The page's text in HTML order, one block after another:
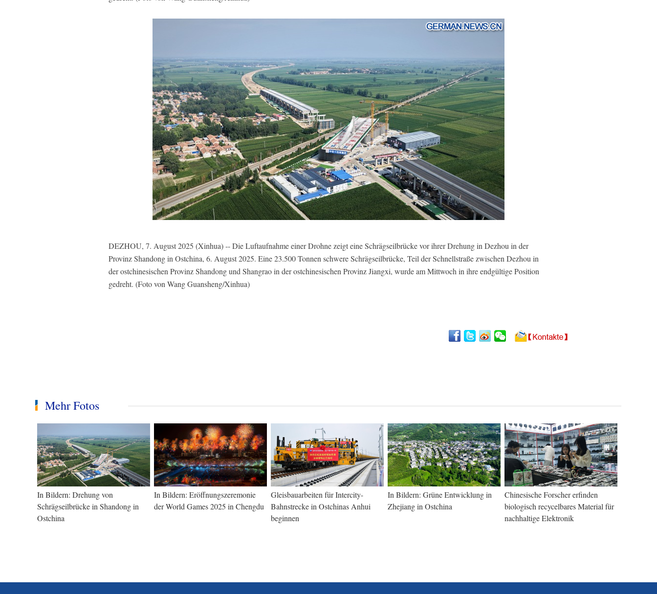
DEZHOU, 7. August 2025 (Xinhua) -- Die Luftaufnahme einer Drohne zeigt eine Schrägseilbrücke vor ihrer Drehung in Dezhou in der
Provinz Shandong in Ostchina, 6. August 2025. Eine 23.500 Tonnen schwere Schrägseilbrücke, Teil der Schnellstraße zwischen Dezhou in
der ostchinesischen Provinz Shandong und Shangrao in der ostchinesischen Provinz Jiangxi, wurde am Mittwoch in ihre endgültige Position
gedreht. (Foto von Wang Guansheng/Xinhua)
Mehr Fotos
In Bildern: Drehung von
Schrägseilbrücke in Shandong in
Ostchina
In Bildern: Eröffnungszeremonie
der World Games 2025 in Chengdu
Gleisbauarbeiten für Intercity-
Bahnstrecke in Ostchinas Anhui
beginnen
In Bildern: Grüne Entwicklung in
Zhejiang in Ostchina
Chinesische Forscher erfinden
biologisch recycelbares Material für
nachhaltige Elektronik